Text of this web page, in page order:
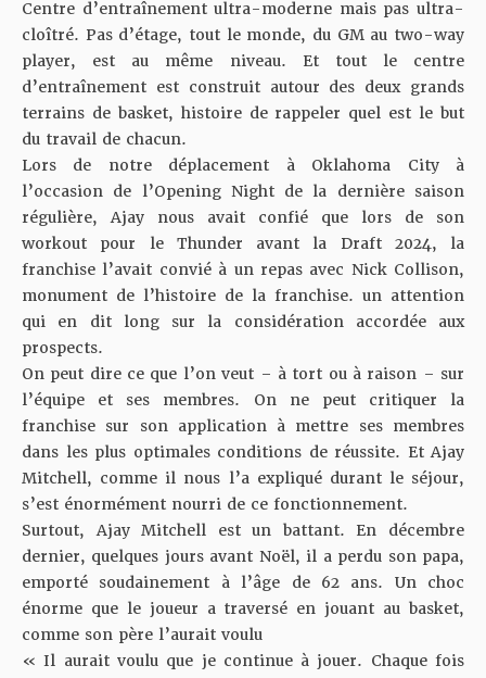
Centre d’entraînement ultra-moderne mais pas ultra-
cloîtré. Pas d’étage, tout le monde, du GM au two-way
player, est au même niveau. Et tout le centre
d’entraînement est construit autour des deux grands
terrains de basket, histoire de rappeler quel est le but
du travail de chacun.
Lors de notre déplacement à Oklahoma City à
l’occasion de l’Opening Night de la dernière saison
régulière, Ajay nous avait confié que lors de son
workout pour le Thunder avant la Draft 2024, la
franchise l’avait convié à un repas avec Nick Collison,
monument de l’histoire de la franchise. un attention
qui en dit long sur la considération accordée aux
prospects.
On peut dire ce que l’on veut – à tort ou à raison – sur
l’équipe et ses membres. On ne peut critiquer la
franchise sur son application à mettre ses membres
dans les plus optimales conditions de réussite. Et Ajay
Mitchell, comme il nous l’a expliqué durant le séjour,
s’est énormément nourri de ce fonctionnement.
Surtout, Ajay Mitchell est un battant. En décembre
dernier, quelques jours avant Noël, il a perdu son papa,
emporté soudainement à l’âge de 62 ans. Un choc
énorme que le joueur a traversé en jouant au basket,
comme son père l’aurait voulu
« Il aurait voulu que je continue à jouer. Chaque fois